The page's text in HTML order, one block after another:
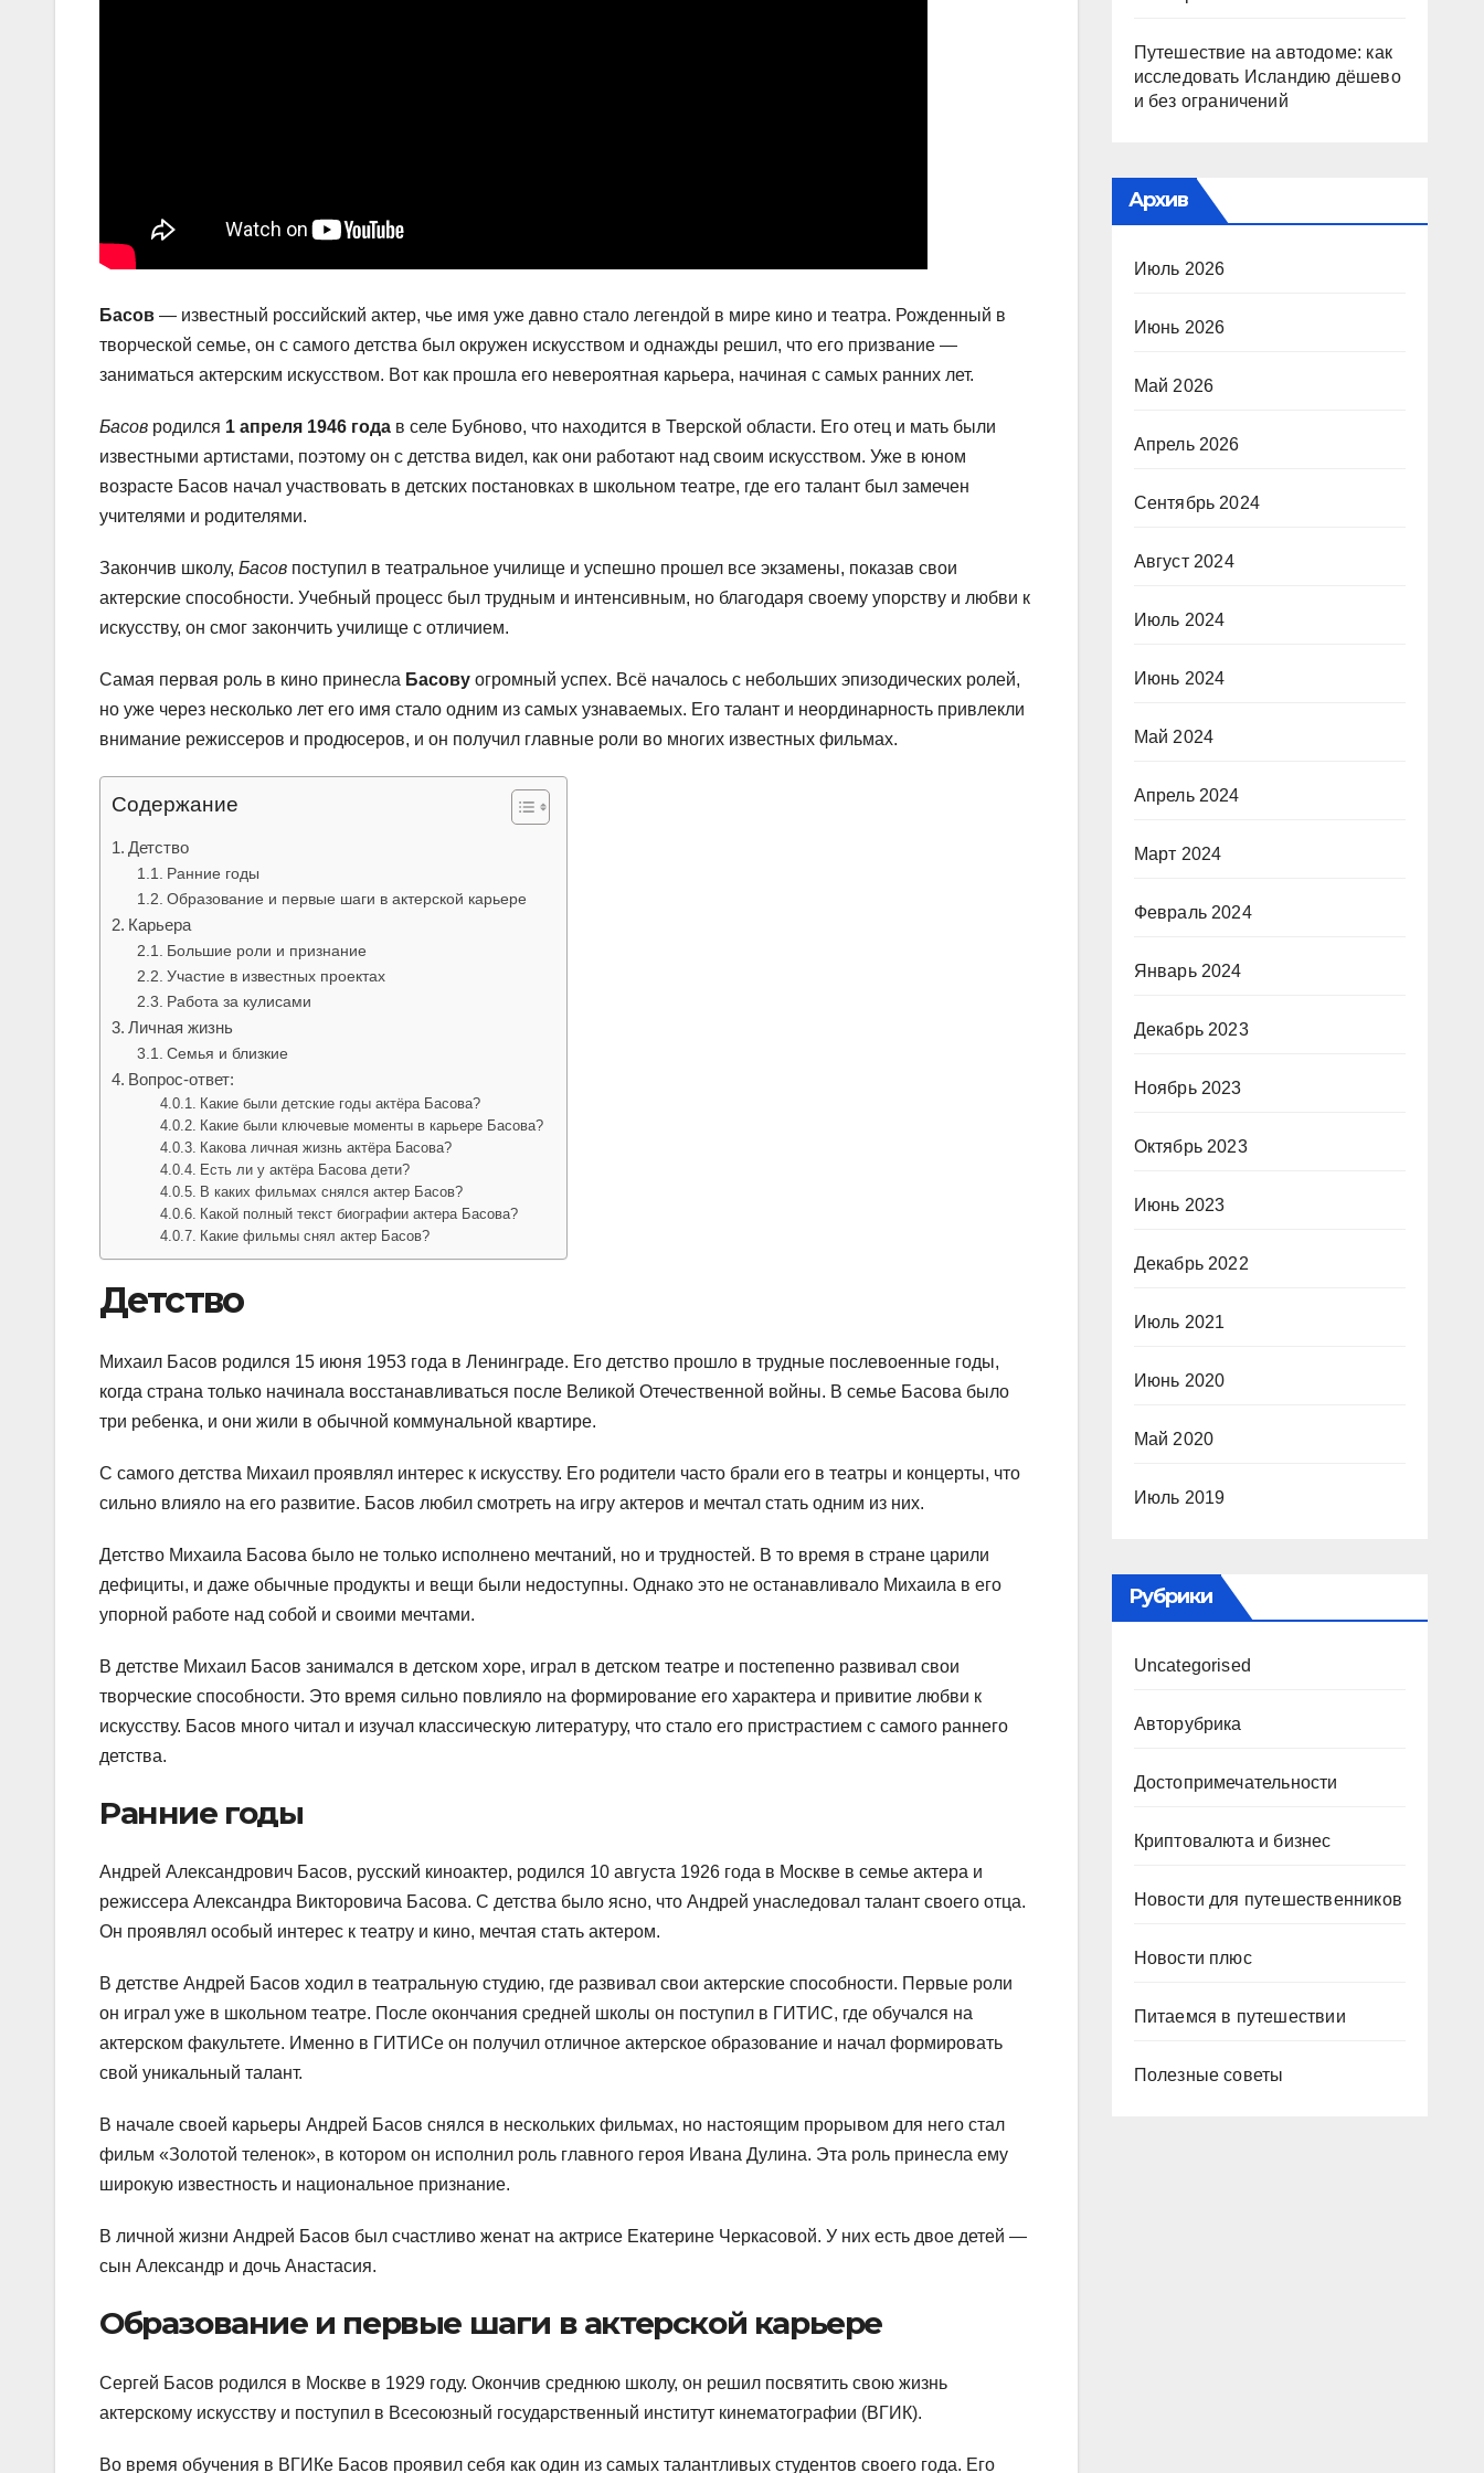
Басов — известный российский актер, чье имя уже давно стало легендой в мире кино и театра. Рожденный в
творческой семье, он с самого детства был окружен искусством и однажды решил, что его призвание —
заниматься актерским искусством. Вот как прошла его невероятная карьера, начиная с самых ранних лет.
Басов родился 1 апреля 1946 года в селе Бубново, что находится в Тверской области. Его отец и мать были
известными артистами, поэтому он с детства видел, как они работают над своим искусством. Уже в юном
возрасте Басов начал участвовать в детских постановках в школьном театре, где его талант был замечен
учителями и родителями.
Закончив школу, Басов поступил в театральное училище и успешно прошел все экзамены, показав свои
актерские способности. Учебный процесс был трудным и интенсивным, но благодаря своему упорству и любви к
искусству, он смог закончить училище с отличием.
Самая первая роль в кино принесла Басову огромный успех. Всё началось с небольших эпизодических ролей,
но уже через несколько лет его имя стало одним из самых узнаваемых. Его талант и неординарность привлекли
внимание режиссеров и продюсеров, и он получил главные роли во многих известных фильмах.
Содержание
Детство
Ранние годы
Образование и первые шаги в актерской карьере
Карьера
Большие роли и признание
Участие в известных проектах
Работа за кулисами
Личная жизнь
Семья и близкие
Вопрос-ответ:
Какие были детские годы актёра Басова?
Какие были ключевые моменты в карьере Басова?
Какова личная жизнь актёра Басова?
Есть ли у актёра Басова дети?
В каких фильмах снялся актер Басов?
Какой полный текст биографии актера Басова?
Какие фильмы снял актер Басов?
Детство
Михаил Басов родился 15 июня 1953 года в Ленинграде. Его детство прошло в трудные послевоенные годы,
когда страна только начинала восстанавливаться после Великой Отечественной войны. В семье Басова было
три ребенка, и они жили в обычной коммунальной квартире.
С самого детства Михаил проявлял интерес к искусству. Его родители часто брали его в театры и концерты, что
сильно влияло на его развитие. Басов любил смотреть на игру актеров и мечтал стать одним из них.
Детство Михаила Басова было не только исполнено мечтаний, но и трудностей. В то время в стране царили
дефициты, и даже обычные продукты и вещи были недоступны. Однако это не останавливало Михаила в его
упорной работе над собой и своими мечтами.
В детстве Михаил Басов занимался в детском хоре, играл в детском театре и постепенно развивал свои
творческие способности. Это время сильно повлияло на формирование его характера и привитие любви к
искусству. Басов много читал и изучал классическую литературу, что стало его пристрастием с самого раннего
детства.
Ранние годы
Андрей Александрович Басов, русский киноактер, родился 10 августа 1926 года в Москве в семье актера и
режиссера Александра Викторовича Басова. С детства было ясно, что Андрей унаследовал талант своего отца.
Он проявлял особый интерес к театру и кино, мечтая стать актером.
В детстве Андрей Басов ходил в театральную студию, где развивал свои актерские способности. Первые роли
он играл уже в школьном театре. После окончания средней школы он поступил в ГИТИС, где обучался на
актерском факультете. Именно в ГИТИСе он получил отличное актерское образование и начал формировать
свой уникальный талант.
В начале своей карьеры Андрей Басов снялся в нескольких фильмах, но настоящим прорывом для него стал
фильм «Золотой теленок», в котором он исполнил роль главного героя Ивана Дулина. Эта роль принесла ему
широкую известность и национальное признание.
В личной жизни Андрей Басов был счастливо женат на актрисе Екатерине Черкасовой. У них есть двое детей —
сын Александр и дочь Анастасия.
Образование и первые шаги в актерской карьере
Сергей Басов родился в Москве в 1929 году. Окончив среднюю школу, он решил посвятить свою жизнь
актерскому искусству и поступил в Всесоюзный государственный институт кинематографии (ВГИК).
Во время обучения в ВГИКе Басов проявил себя как один из самых талантливых студентов своего года. Его
Путешествие на автодоме: как
исследовать Исландию дёшево
и без ограничений
Архив
Июль 2026
Июнь 2026
Май 2026
Апрель 2026
Сентябрь 2024
Август 2024
Июль 2024
Июнь 2024
Май 2024
Апрель 2024
Март 2024
Февраль 2024
Январь 2024
Декабрь 2023
Ноябрь 2023
Октябрь 2023
Июнь 2023
Декабрь 2022
Июль 2021
Июнь 2020
Май 2020
Июль 2019
Рубрики
Uncategorised
Авторубрика
Достопримечательности
Криптовалюта и бизнес
Новости для путешественников
Новости плюс
Питаемся в путешествии
Полезные советы